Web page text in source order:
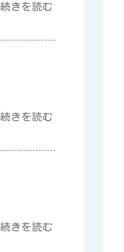
続きを読む
続きを読む
続きを読む